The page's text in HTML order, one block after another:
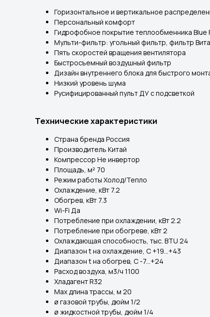
Горизонтальное и вертикальное
Персональный комфорт
Гидрофобное покрытие теплообменника Blue
Мульти-фильтр: угольный фильтр, фильтр
Пять скоростей вращения вентилятора
Быстросъемный воздушный фильтр
Дизайн внутреннего блока для быстрого
Низкий уровень шума
Русифицированный пульт ДУ с подсветкой
Технические характеристики
Страна бренда Россия
Производитель Китай
Компрессор Не инвертор
Площадь, м² 70
Режим работы Холод/Тепло
Охлаждение, кВт 7.2
Обогрев, кВт 7.3
Wi-Fi Да
Потребление при охлаждении, кВт 2.2
Потребление при обогреве, кВт 2
Охлаждающая способность, тыс. BTU 24
Диапазон t на охлаждение, С +19...+43
Диапазон t на обогрев, С -7...+24
Расход воздуха, м3/ч 1100
Хладагент R32
Max длина трассы, м 20
ø газовой трубы, дюйм 1/2
ø жидкостной трубы, дюйм 1/4